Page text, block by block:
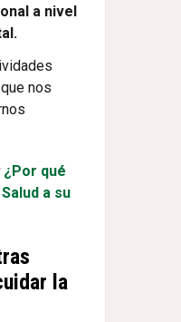
a nivel
nos
¿Por qué
a su
la